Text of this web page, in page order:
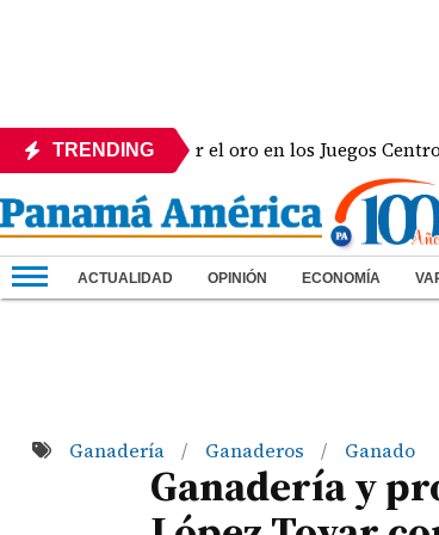
TRENDING
y va por el oro en los Juegos
ACTUALIDAD OPINIÓN ECONOMÍA
Ganadería / Ganaderos / Ganado
Ganadería y